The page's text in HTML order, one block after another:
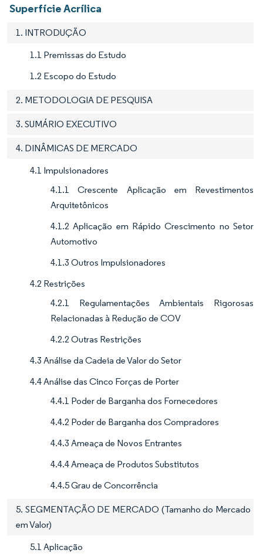
Superfície Acrílica
1. INTRODUÇÃO
1.1 Premissas do Estudo
1.2 Escopo do Estudo
2. METODOLOGIA DE PESQUISA
3. SUMÁRIO EXECUTIVO
4. DINÂMICAS DE MERCADO
4.1 Impulsionadores
4.1.1 Crescente Aplicação em Revestimentos
Arquitetônicos
4.1.2 Aplicação em Rápido Crescimento no Setor
Automotivo
4.1.3 Outros Impulsionadores
4.2 Restrições
4.2.1 Regulamentações Ambientais Rigorosas
Relacionadas à Redução de COV
4.2.2 Outras Restrições
4.3 Análise da Cadeia de Valor do Setor
4.4 Análise das Cinco Forças de Porter
4.4.1 Poder de Barganha dos Fornecedores
4.4.2 Poder de Barganha dos Compradores
4.4.3 Ameaça de Novos Entrantes
4.4.4 Ameaça de Produtos Substitutos
4.4.5 Grau de Concorrência
5. SEGMENTAÇÃO DE MERCADO (Tamanho do Mercado
em Valor)
5.1 Aplicação